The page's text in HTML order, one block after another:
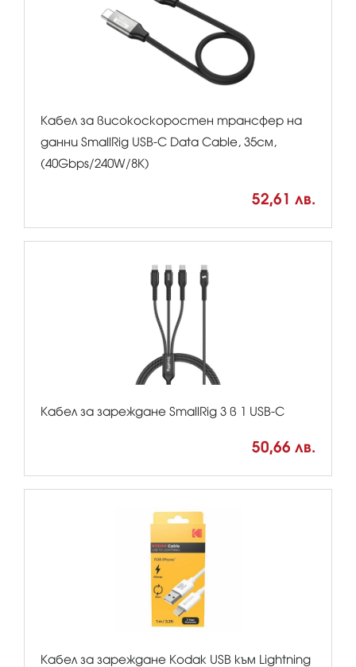
Кабел за високоскоростен трансфер на
данни SmallRig USB-C Data Cable, 35см,
(40Gbps/240W/8K)
52,61 лв.
Кабел за зареждане SmallRig 3 в 1 USB-C
50,66 лв.
Кабел за зареждане Kodak USB към Lightning